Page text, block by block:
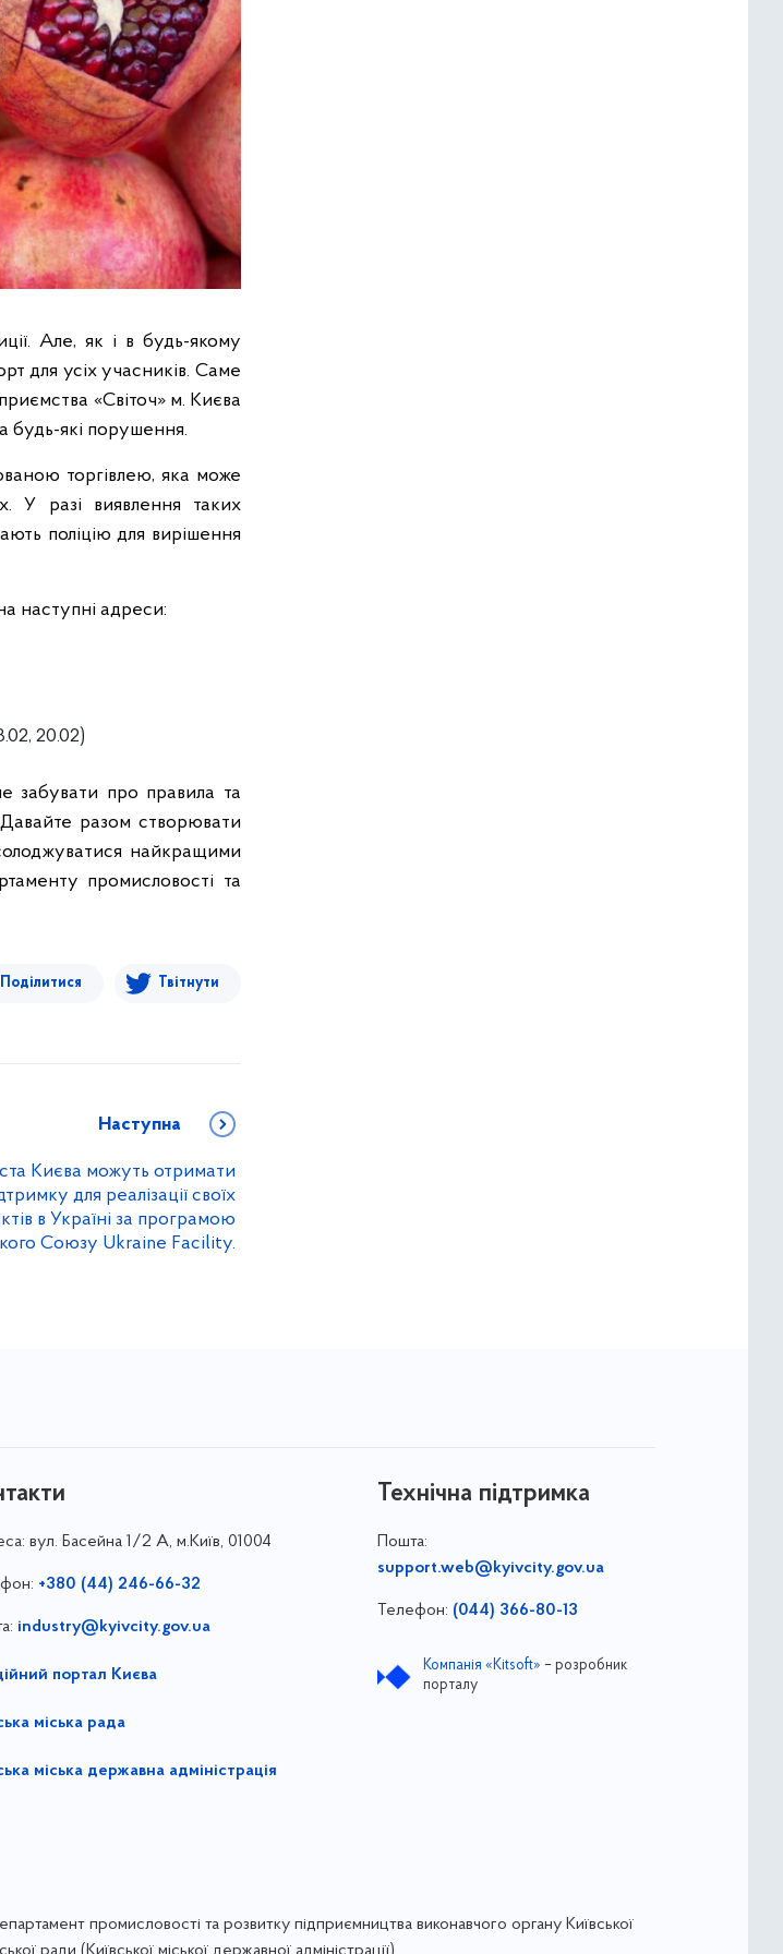
Але, як і в будь-якому
для усіх учасників. Саме
«Світоч» м. Києва
будь-які порушення.
торгівлею, яка може
У разі виявлення таких
поліцію для вирішення
наступні адреси:
20.02)
забувати про правила та
разом створювати
найкращими
промисловості та
Поділитися Твітнути
Наступна
Києва можуть отримати
для реалізації своїх
в Україні за програмою
Союзу Ukraine Facility.
вул. Басейна 1/⁠2 А, м.Київ, 01004
+380 (44) 246-66-32
industry@kyivcity.gov.ua
портал Києва
міська рада
міська державна адміністрація
Технічна підтримка
Пошта:
support.web@kyivcity.gov.ua
Телефон: (044) 366-80-13
Компанія «Kitsoft» – розробник
порталу
промисловості та розвитку підприємництва виконавчого органу Київської